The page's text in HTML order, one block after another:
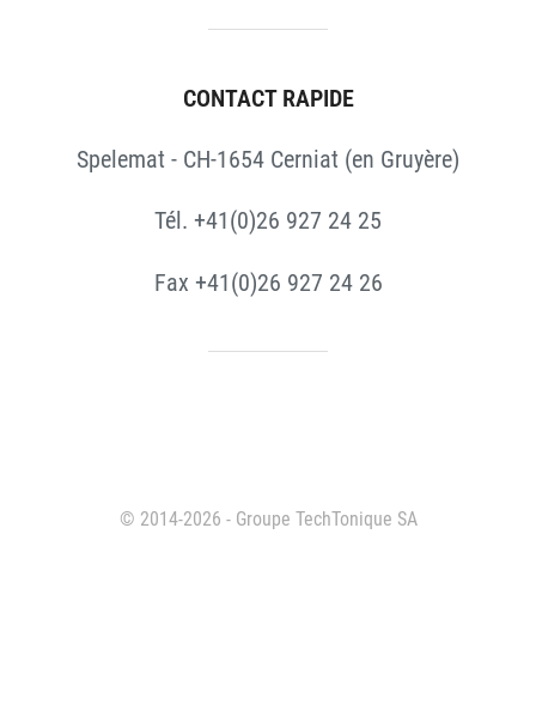
CONTACT RAPIDE
Spelemat - CH-1654 Cerniat (en Gruyère)
Tél. +41(0)26 927 24 25
Fax +41(0)26 927 24 26
© 2014-2026 - Groupe TechTonique SA